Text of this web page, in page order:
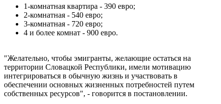
1-комнатная квартира - 390 евро;
2-комнатная - 540 евро;
3-комнатная - 720 евро;
4 и более комнат - 900 евро.
"Желательно, чтобы эмигранты, желающие остаться на
территории Словацкой Республики, имели мотивацию
интегрироваться в обычную жизнь и участвовать в
обеспечении основных жизненных потребностей путем
собственных ресурсов", - говорится в постановлении.